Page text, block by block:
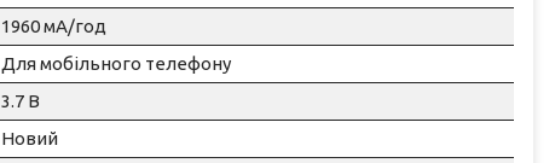
1960 мА/год
Для мобільного телефону
3.7 В
Новий